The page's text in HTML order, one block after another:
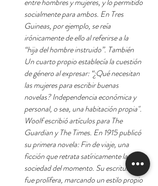
socialmente para ambos. En Tres
Guineas, por ejemplo, se reía
irónicamente de ello al referirse a la
“hija del hombre instruido”. También
Un cuarto propio establecía la cuestión
de género al expresar: “¿Qué necesitan
las mujeres para escribir buenas
novelas? Independencia económica y
personal, o sea, una habitación propia".
Woolf escribió artículos para The
Guardian y The Times. En 1915 publicó
su primera novela: Fin de viaje, una
ficción que retrata satíricamente la
sociedad del momento. Su escritura
fue prolífera, marcando un estilo propio